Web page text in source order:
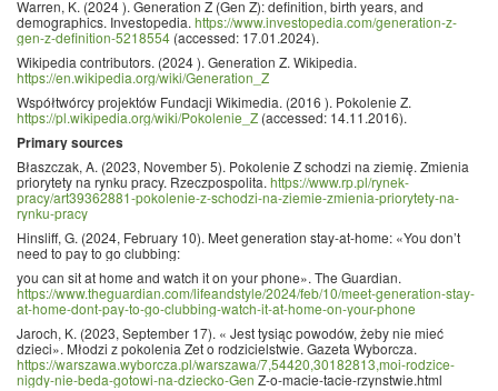
Warren, K. (2024 ). Generation Z (Gen Z): definition, birth years, and
demographics. Investopedia. https://www.investopedia.com/generation-z-
gen-z-definition-5218554 (accessed: 17.01.2024).
Wikipedia contributors. (2024 ). Generation Z. Wikipedia.
https://en.wikipedia.org/wiki/Generation_Z
Współtwórcy projektów Fundacji Wikimedia. (2016 ). Pokolenie Z.
https://pl.wikipedia.org/wiki/Pokolenie_Z (accessed: 14.11.2016).
Primary sources
Błaszczak, A. (2023, November 5). Pokolenie Z schodzi na ziemię. Zmienia
priorytety na rynku pracy. Rzeczpospolita. https://www.rp.pl/rynek-
pracy/art39362881-pokolenie-z-schodzi-na-ziemie-zmienia-priorytety-na-
rynku-pracy
Hinsliff, G. (2024, February 10). Meet generation stay-at-home: «You don’t
need to pay to go clubbing:
you can sit at home and watch it on your phone». The Guardian.
https://www.theguardian.com/lifeandstyle/2024/feb/10/meet-generation-stay-
at-home-dont-pay-to-go-clubbing-watch-it-at-home-on-your-phone
Jaroch, K. (2023, September 17). « Jest tysiąc powodów, żeby nie mieć
dzieci». Młodzi z pokolenia Zet o rodzicielstwie. Gazeta Wyborcza.
https://warszawa.wyborcza.pl/warszawa/7,54420,30182813,moi-rodzice-
nigdy-nie-beda-gotowi-na-dziecko-Gen Z-o-macie-tacie-rzynstwie.html